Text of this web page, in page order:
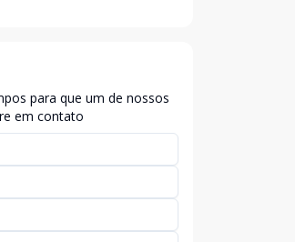
para que um de nossos
em contato